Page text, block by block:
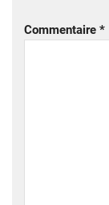
Commentaire *